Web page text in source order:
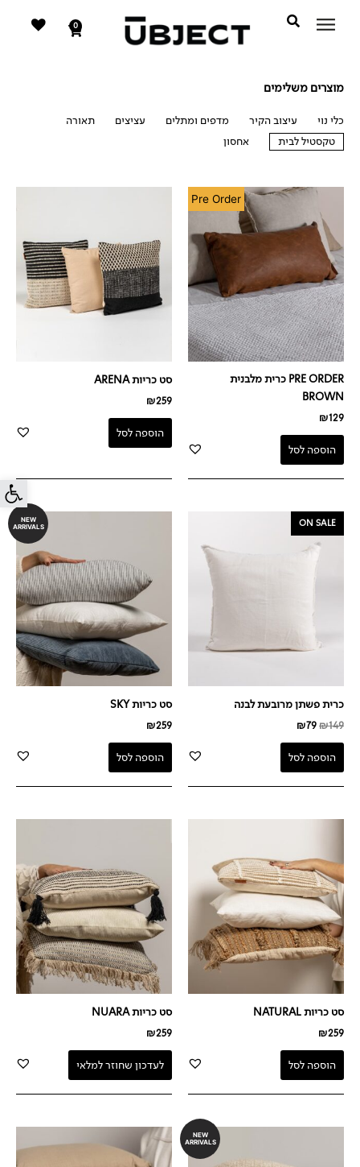
פתח
לתוכן
0
עגלת
קניות
מוצרים משלימים
כלי נוי עיצוב הקיר מדפים ומתלים עציצים
תאורה
טקסטיל לבית
אחסון טקסטיל לבית
Pre Order
PRE ORDER כרית מלבנית
BROWN
₪129
הוספה לסל
סט כריות ARENA
₪259
הוספה לסל
ON SALE
כרית פשתן מרובעת לבנה
₪149
המחיר
המקורי
היה:
₪149.
₪79
הוספה לסל
NEW
ARRIVALS
סט כריות SKY
₪259
הוספה לסל
סט כריות NATURAL
₪259
הוספה לסל
סט כריות NUARA
₪259
לעדכון שחוזר למלאי
NEW
ARRIVALS